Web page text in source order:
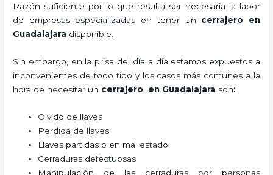
Razón suficiente por lo que resulta ser necesaria la labor
de empresas especializadas en tener un cerrajero en
Guadalajara disponible.
Sin embargo, en la prisa del día a día estamos expuestos a
inconvenientes de todo tipo y los casos más comunes a la
hora de necesitar un cerrajero en Guadalajara son:
Olvido de llaves
Perdida de llaves
Llaves partidas o en mal estado
Cerraduras defectuosas
Manipulación de las cerraduras por personas